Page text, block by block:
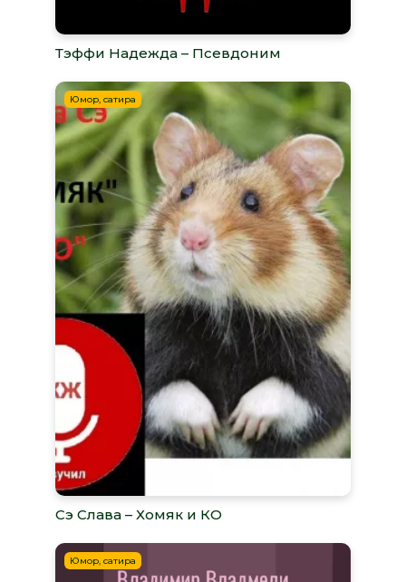
Тэффи Надежда – Псевдоним
Юмор, сатира
Сэ Слава – Хомяк и КО
Юмор, сатира